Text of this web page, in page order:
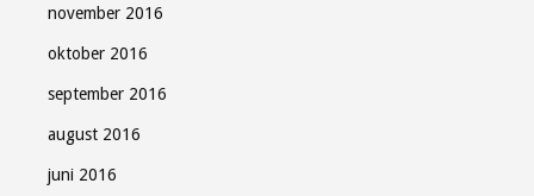
november 2016
oktober 2016
september 2016
august 2016
juni 2016